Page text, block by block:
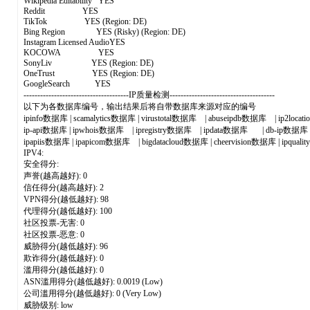
Reddit YES
TikTok YES (Region: DE)
Bing Region YES (Risky) (Region: DE)
Instagram Licensed AudioYES
KOCOWA YES
SonyLiv YES (Region: DE)
OneTrust YES (Region: DE)
GoogleSearch YES
--------------------------------------IP质量检测--------------------------------------
以下为各数据库编号，输出结果后将自带数据库来源对应的编号
ipinfo数据库 | scamalytics数据库 | virustotal数据库 | abuseipdb数据库 |
ip-api数据库 | ipwhois数据库 | ipregistry数据库 | ipdata数据库 | db-ip数
ipapiis数据库 | ipapicom数据库 | bigdatacloud数据库 | cheervision数据库 |
IPV4:
安全得分:
声誉(越高越好): 0
信任得分(越高越好): 2
VPN得分(越低越好): 98
代理得分(越低越好): 100
社区投票-无害: 0
社区投票-恶意: 0
威胁得分(越低越好): 96
欺诈得分(越低越好): 0
滥用得分(越低越好): 0
ASN滥用得分(越低越好): 0.0019 (Low)
公司滥用得分(越低越好): 0 (Very Low)
威胁级别: low